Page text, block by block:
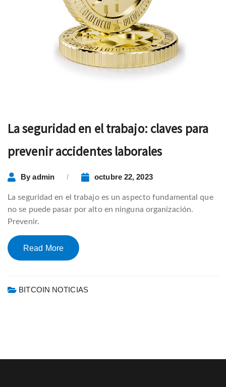
La seguridad en el trabajo: claves para
prevenir accidentes laborales
Byadmin octubre 22, 2023
La seguridad en el trabajo es un aspecto fundamental que
no se puede pasar por alto en ninguna organización.
Prevenir.
Read More
BITCOIN NOTICIAS